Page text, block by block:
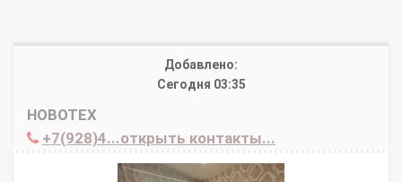
Добавлено:
Сегодня 03:35
НОВОТЕХ
+7(928)4...открыть контакты...